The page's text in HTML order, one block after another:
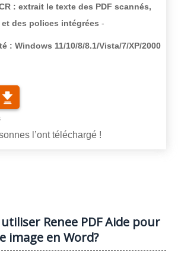
: extrait le texte des PDF scannés,
des polices intégrées
: Windows 11/10/8/8.1/Vista/7/XP/2000
l’ont téléchargé !
Renee PDF Aide pour
image en Word?